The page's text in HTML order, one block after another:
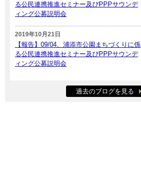
る公民連携推進セミナー及びPPPサウンデ
ィング公募説明会
2019年10月21日
【報告】09/04、浦添市公園まちづくりに係
る公民連携推進セミナー及びPPPサウンデ
ィング公募説明会
過去のブログを見る